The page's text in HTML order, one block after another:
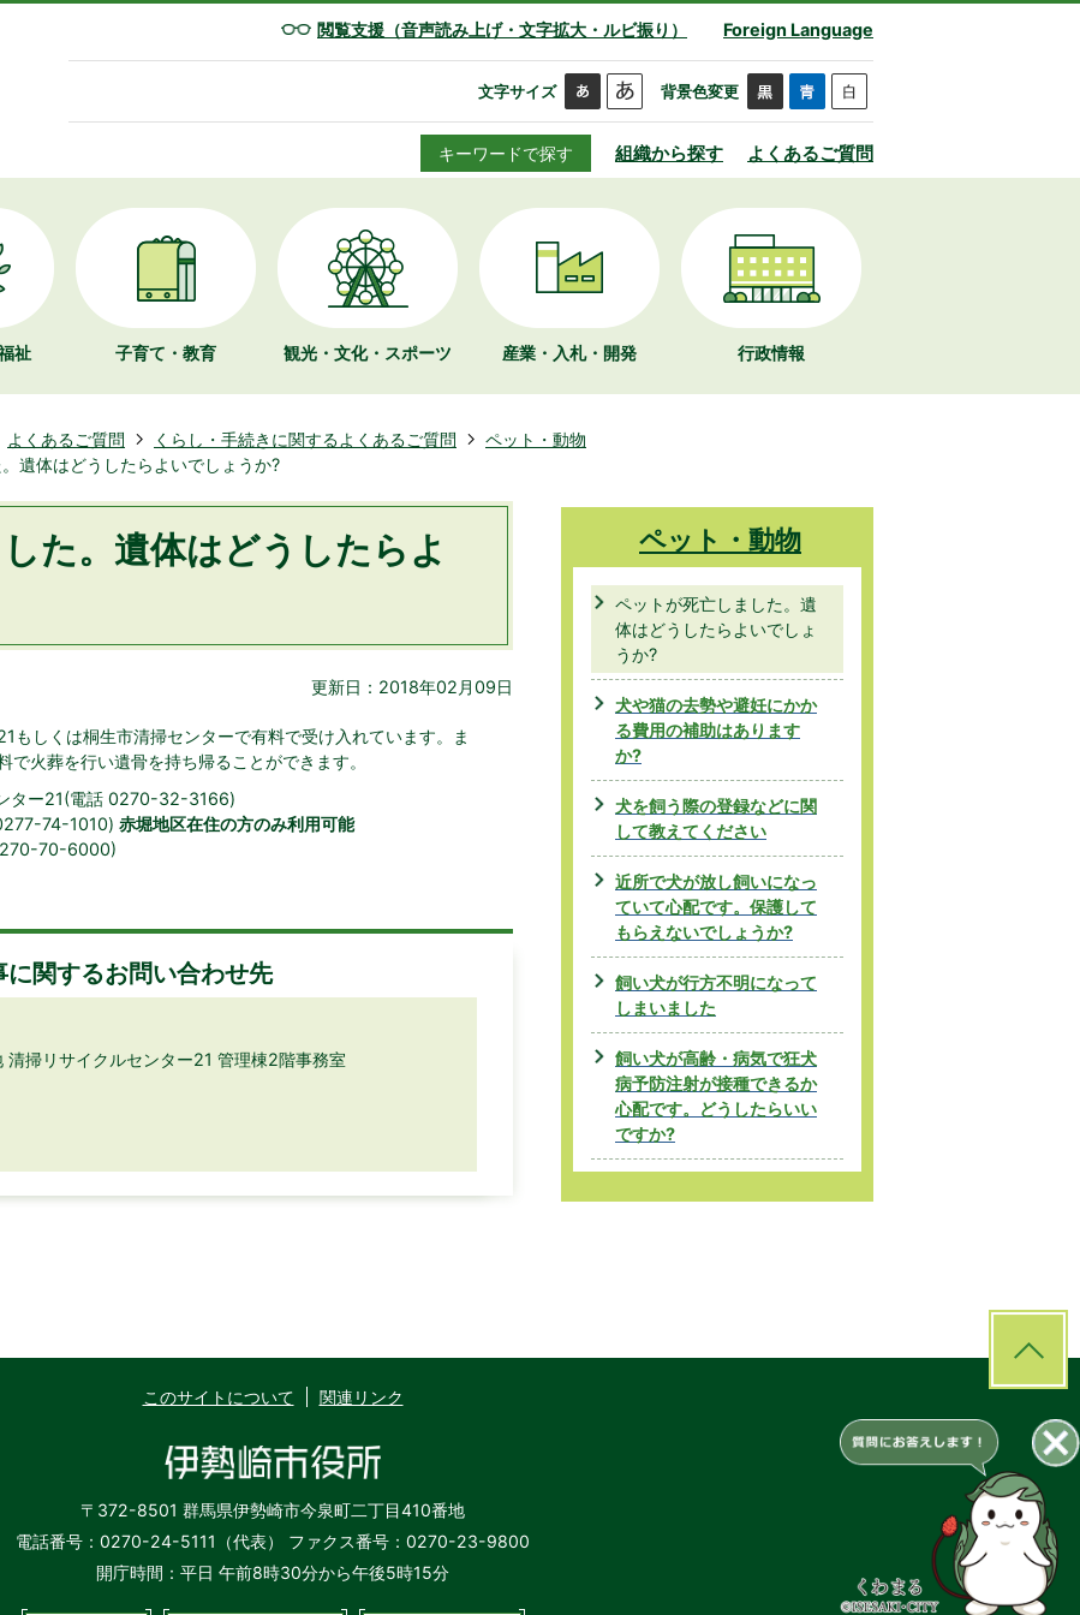
閲覧支援（音声読み上げ・文字拡大・ルビ振り） Foreign Language
文字サイズ 背景色変更
キーワードで探す 組織から探す よくあるご質問
祉 子育て・教育 観光・文化・ スポーツ 産業・入札・開発 行政情報
よくあるご質問 くらし・手続きに関するよくあるご質問
ペット・動物
遺体はどうしたらよいでしょうか?
た。遺体はどうしたらよ
更新日：2018年02月09日
もしくは桐生市清掃センターで有料で受け入れています。ま
火葬を行い遺骨を持ち帰ることができます。
ター21(電話 0270-32-3166)
74-1010) 赤堀地区在住の方のみ利用可能
70-6000)
に関するお問い合わせ先
掃リサイクルセンター21 管理棟2階事務室
ペット・動物
ペットが死亡しました。遺
体はどうしたらよいでしょ
うか?
犬や猫の去勢や避妊にかか
る費用の補助はあります
か?
犬を飼う際の登録などに関
して教えてください
近所で犬が放し飼いになっ
ていて心配です。保護して
もらえないでしょうか?
飼い犬が行方不明になって
しまいました
飼い犬が高齢・病気で狂犬
病予防注射が接種できるか
心配です。どうしたらいい
ですか?
このサイトについて 関連リンク
〒372-8501 群馬県伊勢崎市今泉町二丁目410番地
電話番号：0270-24-5111（代表） ファクス番号：0270-23-9800
開庁時間：平日 午前8時30分から午後5時15分